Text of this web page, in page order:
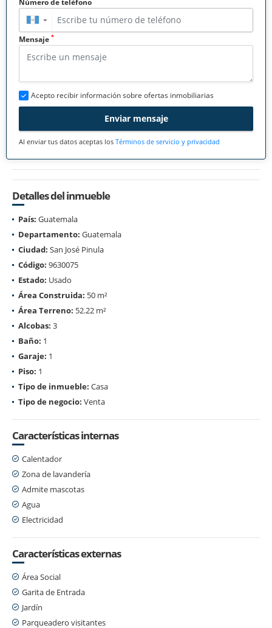
Número de teléfono
▼
Mensaje *
Acepto recibir información sobre ofertas inmobiliarias
Enviar mensaje
Al enviar tus datos aceptas los Términos de servicio y privacidad
Detalles del inmueble
País: Guatemala
Departamento: Guatemala
Ciudad: San José Pinula
Código: 9630075
Estado: Usado
Área Construida: 50 m²
Área Terreno: 52.22 m²
Alcobas: 3
Baño: 1
Garaje: 1
Piso: 1
Tipo de inmueble: Casa
Tipo de negocio: Venta
Características internas
Calentador
Zona de lavandería
Admite mascotas
Agua
Electricidad
Características externas
Área Social
Garita de Entrada
Jardín
Parqueadero visitantes